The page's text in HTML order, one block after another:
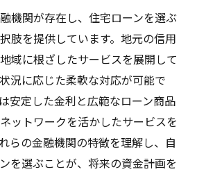
機関が存在し、住宅ローンを選ぶ
肢を提供しています。地元の信用
域に根ざしたサービスを展開して
況に応じた柔軟な対応が可能で
安定した金利と広範なローン商品
ットワークを活かしたサービスを
らの金融機関の特徴を理解し、自
を選ぶことが、将来の資金計画を